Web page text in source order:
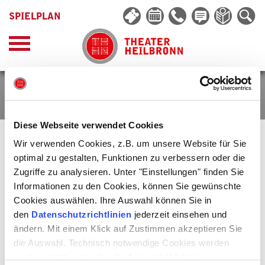
Diese Webseite verwendet Cookies
Wir verwenden Cookies, z.B. um unsere Website für Sie
optimal zu gestalten, Funktionen zu verbessern oder die
Zugriffe zu analysieren. Unter "Einstellungen" finden Sie
Informationen zu den Cookies, können Sie gewünschte
Cookies auswählen. Ihre Auswahl können Sie in
den Datenschutzrichtlinien jederzeit einsehen und
ändern. Mit einem Klick auf Zustimmen akzeptieren Sie
die Auswahl. Technisch notwendige Cookies werden
SPIELPLAN
MANUEL HEUSER
Manuel Heuserwurde 1988 in Essen geboren, wo er eine
Klavierausbildung erhielt und die Alternative Rockband »SunSet«
gründete, der er als Sänger, Keyboarder und Komponist vorstand. Von
2009 bis 2013 studierte er Musikalisches Unterhaltungstheater an der
Musik und Kunst Privatuniversität der Stadt Wien. An den
Uckermärkischen Bühnen Schwedt war er von 2014 bis 2016 als
Schauspieler und Musicaldarsteller engagiert. Zudem übernahm er die
musikalische Leitung in Olaf Hilligers Inszenierung von »Endstation
Sehnsucht«, für die er auch die Musik komponierte. Seit 2017
absolviert er ein klassisches Gesangsstudium an der Staatlichen
Hochschule für Musik und darstellende Kunst Mannheim. Daneben